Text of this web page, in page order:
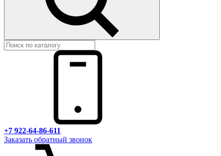
+7 922-64-86-611
Заказать обратный звонок